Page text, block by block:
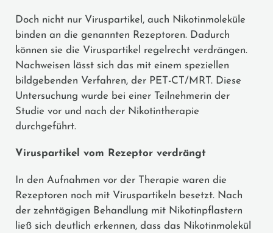
Doch nicht nur Viruspartikel, auch Nikotinmoleküle
binden an die genannten Rezeptoren. Dadurch
können sie die Viruspartikel regelrecht verdrängen.
Nachweisen lässt sich das mit einem speziellen
bildgebenden Verfahren, der PET-CT/MRT. Diese
Untersuchung wurde bei einer Teilnehmerin der
Studie vor und nach der Nikotintherapie
durchgeführt.
Viruspartikel vom Rezeptor verdrängt
In den Aufnahmen vor der Therapie waren die
Rezeptoren noch mit Viruspartikeln besetzt. Nach
der zehntägigen Behandlung mit Nikotinpflastern
ließ sich deutlich erkennen, dass das Nikotinmolekül